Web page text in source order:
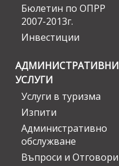
Бюлетин по ОПРР
2007-2013г.
Инвестиции
АДМИНИСТРАТИВНИ
УСЛУГИ
Услуги в туризма
Изпити
Административно
обслужване
Въпроси и Отговори